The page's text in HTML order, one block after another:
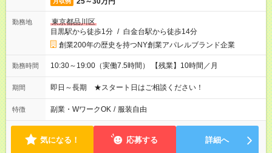
勤務地
東京都品川区
目黒駅から徒歩1分 / 白金台駅から徒歩14分
創業200年の歴史を持つNY創業アパレルブランド企業
勤務時間 10:30～19:00（実働7.5時間） 【残業】10時間／月
期間 即日～長期 ★スタート日はご相談ください！
特徴 副業・WワークOK / 服装自由
気になる！ 応募する 詳細へ